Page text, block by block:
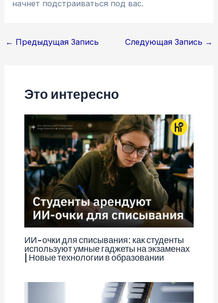
начнет подстраиваться под вас.
Навигация
← Предыдущая Запись Следующая Запись →
Это интересно
ИИ-очки для списывания: как студенты
используют умные гаджеты на экзаменах
| Новые технологии в образовании